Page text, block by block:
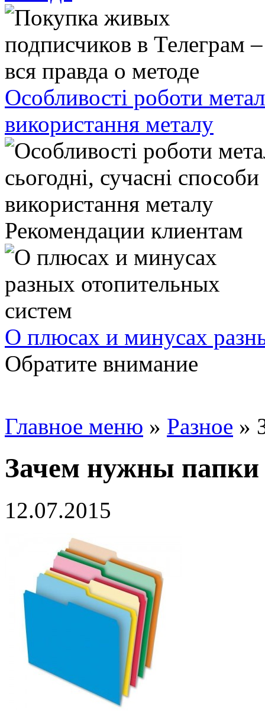
Особливості роботи
використання металу
Рекомендации клиентам
О плюсах и минусах
Обратите внимание
Главное меню » Разное »
Зачем нужны
12.07.2015